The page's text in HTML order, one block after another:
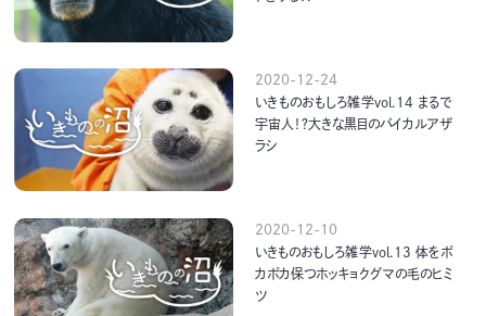
2020-12-24
いきものおもしろ雑学vol.14 まるで
宇宙人！？大きな黒目のバイカルアザ
ラシ
2020-12-10
いきものおもしろ雑学vol.13 体をポ
カポカ保つホッキョクグマの毛のヒミ
ツ